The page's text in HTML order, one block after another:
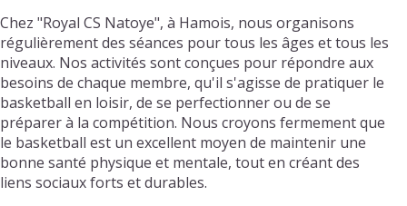
Chez "Royal CS Natoye", à Hamois, nous organisons
régulièrement des séances pour tous les âges et tous les
niveaux. Nos activités sont conçues pour répondre aux
besoins de chaque membre, qu'il s'agisse de pratiquer le
basketball en loisir, de se perfectionner ou de se
préparer à la compétition. Nous croyons fermement que
le basketball est un excellent moyen de maintenir une
bonne santé physique et mentale, tout en créant des
liens sociaux forts et durables.